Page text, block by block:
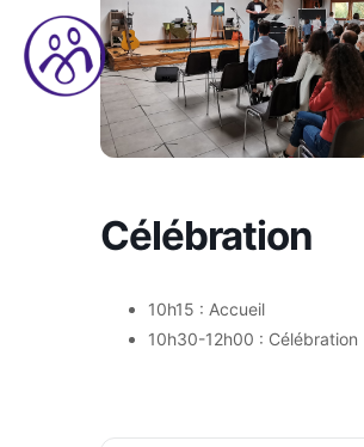
Célébration
10h15 : Accueil
10h30-12h00 : Célébration